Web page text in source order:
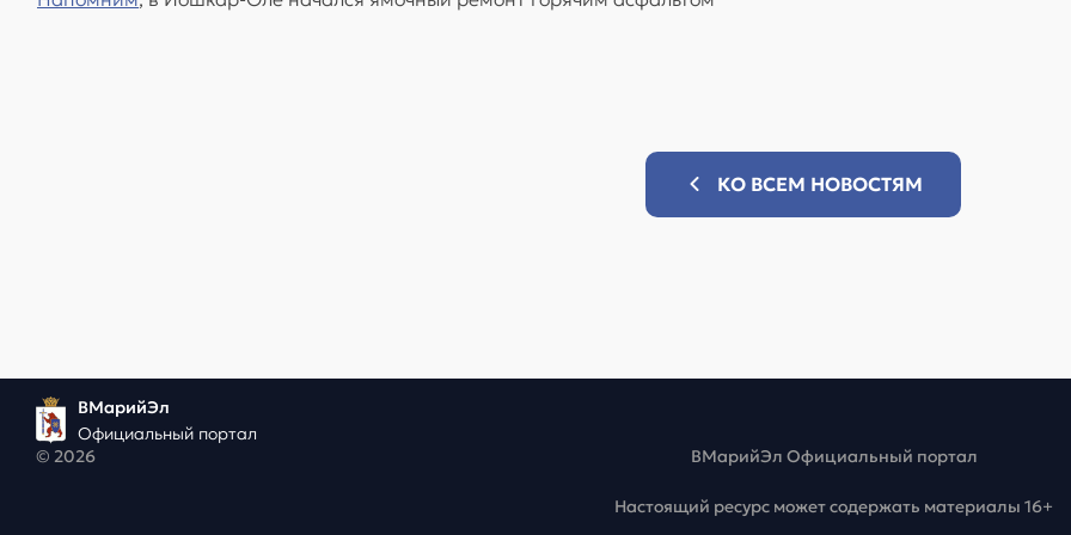
КО ВСЕМ НОВОСТЯМ
ВМарийЭл
Официальный портал
© 2026
ВМарийЭл Официальный портал
Настоящий ресурс может содержать материалы 16+